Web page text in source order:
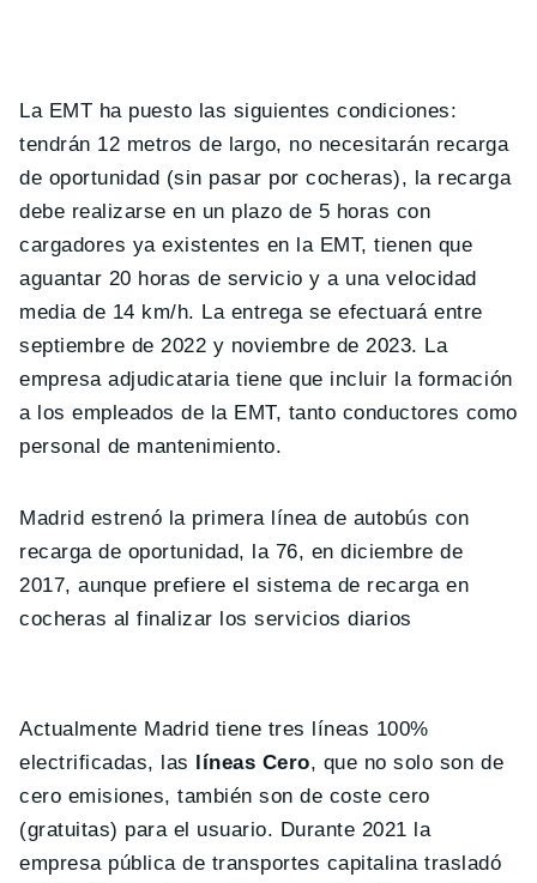
La EMT ha puesto las siguientes condiciones:
tendrán 12 metros de largo, no necesitarán recarga
de oportunidad (sin pasar por cocheras), la recarga
debe realizarse en un plazo de 5 horas con
cargadores ya existentes en la EMT, tienen que
aguantar 20 horas de servicio y a una velocidad
media de 14 km/h. La entrega se efectuará entre
septiembre de 2022 y noviembre de 2023. La
empresa adjudicataria tiene que incluir la formación
a los empleados de la EMT, tanto conductores como
personal de mantenimiento.
Madrid estrenó la primera línea de autobús con
recarga de oportunidad, la 76, en diciembre de
2017, aunque prefiere el sistema de recarga en
cocheras al finalizar los servicios diarios
Actualmente Madrid tiene tres líneas 100%
electrificadas, las líneas Cero, que no solo son de
cero emisiones, también son de coste cero
(gratuitas) para el usuario. Durante 2021 la
empresa pública de transportes capitalina trasladó